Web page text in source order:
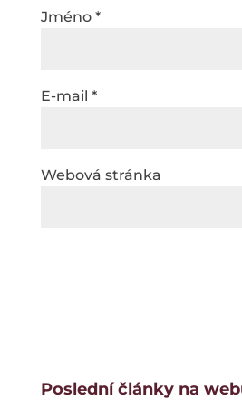
Jméno *
E-mail *
Webová stránka
Poslední články na